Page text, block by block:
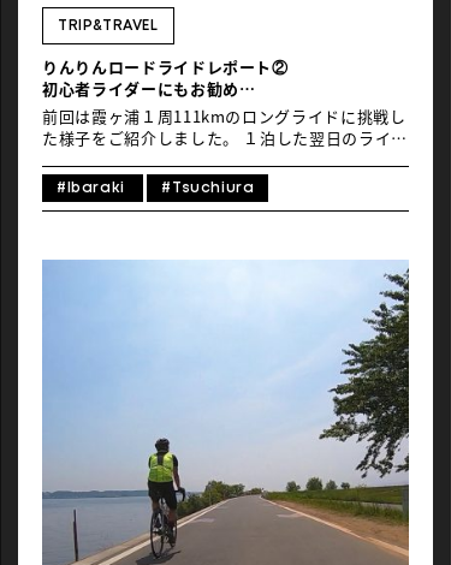
TRIP&TRAVEL
りんりんロードライドレポート②
初心者ライダーにもお勧め
廃線を再利用したサイクルロード
前回は霞ヶ浦１周111kmのロングライドに挑戦し
た様子をご紹介しました。 １泊した翌日のライド
の63kmライドレポートをお届けします。
#Ibaraki #Tsuchiura